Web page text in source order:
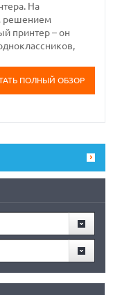
На
решением
принтер – он
ПОЛНЫЙ ОБЗОР